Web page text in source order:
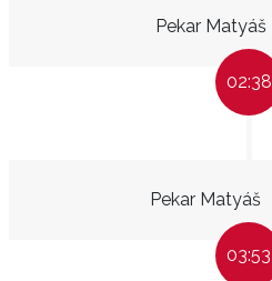
Pekar Matyáš
02:38
Pekar Matyáš
03:53